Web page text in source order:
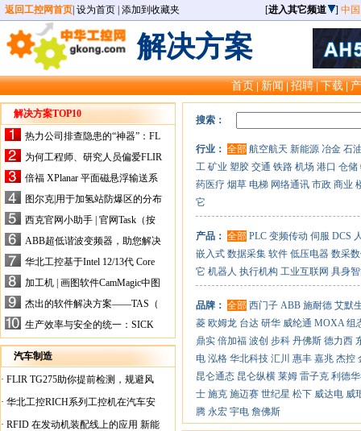
返回工控网首页 设为首页 添加到收藏夹 [进入其它频道 ] 中
解决方案
首页|新闻|招聘|下载|
解决方案TOP10
热力公司排查隐患的“神器”：FL
IR手持式热像仪，高效精准！
为何工程师、研究人员偏爱FLIR
X-HS系列热像仪？精准高效是
关键
倍福 XPlanar 平面磁悬浮输送系
统的创新应用
图尔克|用于加氢站防爆区的分布
式I/O解决方案
西克官网小助手 | 官网Task（按
任务选型）更新预告
ABB超低谐波变频器，助您解决
电气设备运行难题！
华北工控基于Intel 12/13代 Core
的ATX-6159嵌入式主板，推进
机器人市场
加工机 | 画图软件CamMagic中图
层整合的问题
杰出的软件解决方案——TAS（
Turck Automation Suite）
生产效率与安全的统一：SICK
关于机器人技术传感器解决方案
的采访
汽车制造
· FLIR TG275助你提前检测，规避风
险！
· 华北工控RICH系列工控机在汽车安
全检测行业中的应用
· RFID 在发动机装配线上的应用 新能
搜索：
行业： 全部 航空航天 新能源 冶金 石
工 矿业 塑胶 交通 铁路 机场 港口 仓储
药医疗 烟草 电梯 网络通讯 市政 商业
它
产品： 全部 PLC 变频传动 伺服 DCS
嵌入式 数据采集 软件 低压电器 数采
它 机器人 执行机构 工业互联网 具身
品牌： 全部 西门子 ABB 施耐德 艾默
菱 欧姆龙 台达 研华 威纶通 MOXA 组
鼎实 倍加福 波创 步科 丹佛斯 德力西
电 泓格 华北科技 汇川 惠丰 嘉兆 杰控
昆仑通态 昆仑纵横 莱姆 雷子克 利德
士 施克 施迈赛 世纪星 松下 威达电 威
腾 永宏 宇电 詹佛斯